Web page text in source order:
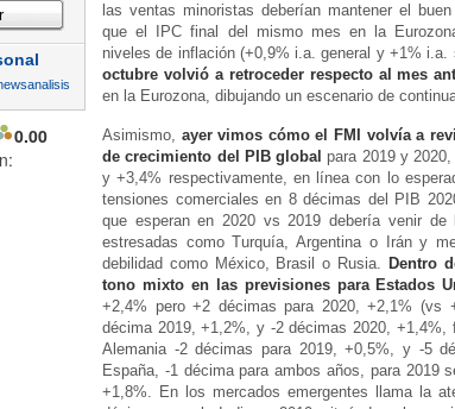
0.00
las ventas minoristas deberían mantener el
que el IPC final del mismo mes en la
niveles de inflación (+0,9% i.a. general y +1%
octubre volvió a retroceder respecto al mes
en la Eurozona, dibujando un escenario de
Asimismo, ayer vimos cómo el FMI volvía a
de crecimiento del PIB global para 2019 y
y +3,4% respectivamente, en línea con lo
tensiones comerciales en 8 décimas del PIB
que esperan en 2020 vs 2019 debería venir
estresadas como Turquía, Argentina o Irán y
debilidad como México, Brasil o Rusia. Dentro
tono mixto en las previsiones para Estados
+2,4% pero +2 décimas para 2020, +2,1% (vs
décima 2019, +1,2%, y -2 décimas 2020, +1,4%,
Alemania -2 décimas para 2019, +0,5%, y -5
España, -1 décima para ambos años, para 2019
+1,8%. En los mercados emergentes llama la